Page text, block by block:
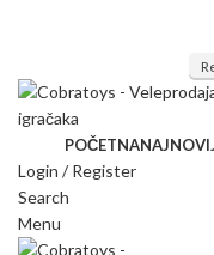
POČETNA
Login / Register
Search
Menu